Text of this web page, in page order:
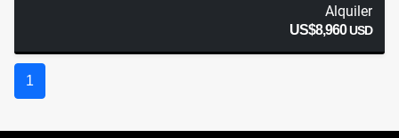
Alquiler
US$8,960USD
1